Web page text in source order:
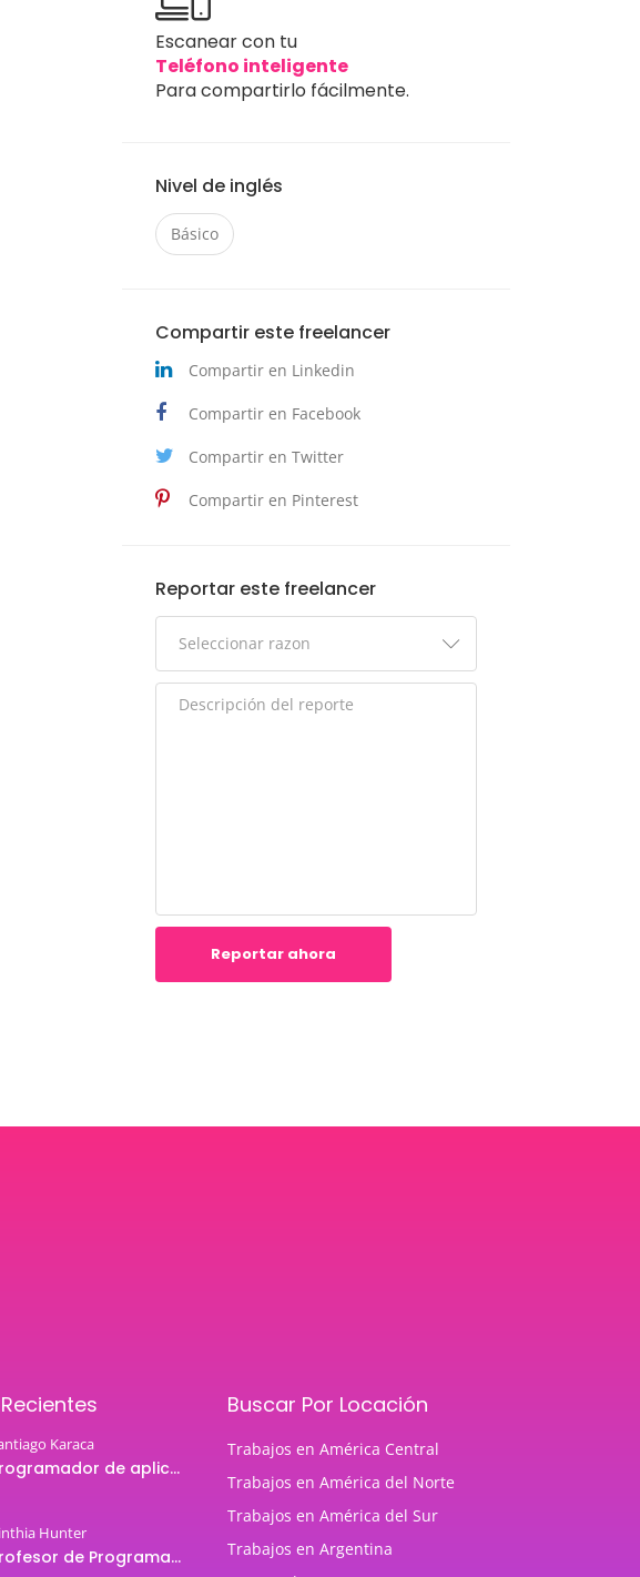
Escanear con tu
Teléfono inteligente
Para compartirlo fácilmente.
Nivel de inglés
Básico
Compartir este freelancer
Compartir en Linkedin
Compartir en Facebook
Compartir en Twitter
Compartir en Pinterest
Reportar este freelancer
Reportar ahora
Karaca
Programador de aplicaciones Android
Hunter
Profesor de Programación Java
Buscar Por Locación
Trabajos en América Central
Trabajos en América del Norte
Trabajos en América del Sur
Trabajos en Argentina